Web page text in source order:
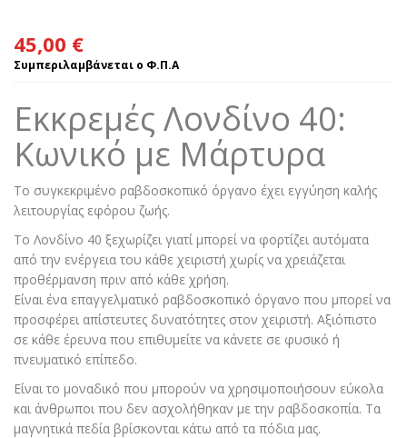
45,00 €
Συμπεριλαμβάνεται ο Φ.Π.Α
Εκκρεμές Λονδίνο 40:
Κωνικό με Μάρτυρα
Το συγκεκριμένο ραβδοσκοπικό όργανο έχει εγγύηση καλής
λειτουργίας εφόρου ζωής.
Το Λονδίνο 40 ξεχωρίζει γιατί μπορεί να φορτίζει αυτόματα
από την ενέργεια του κάθε χειριστή χωρίς να χρειάζεται
προθέρμανση πριν από κάθε χρήση.
Είναι ένα επαγγελματικό ραβδοσκοπικό όργανο που μπορεί να
προσφέρει απίστευτες δυνατότητες στον χειριστή. Αξιόπιστο
σε κάθε έρευνα που επιθυμείτε να κάνετε σε φυσικό ή
πνευματικό επίπεδο.
Είναι το μοναδικό που μπορούν να χρησιμοποιήσουν εύκολα
και άνθρωποι που δεν ασχολήθηκαν με την ραβδοσκοπία. Τα
μαγνητικά πεδία βρίσκονται κάτω από τα πόδια μας.